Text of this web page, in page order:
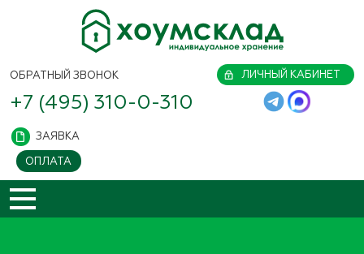
ОБРАТНЫЙ ЗВОНОК
+7 (495) 310-0-310
ЛИЧНЫЙ КАБИНЕТ
ЗАЯВКА
ОПЛАТА